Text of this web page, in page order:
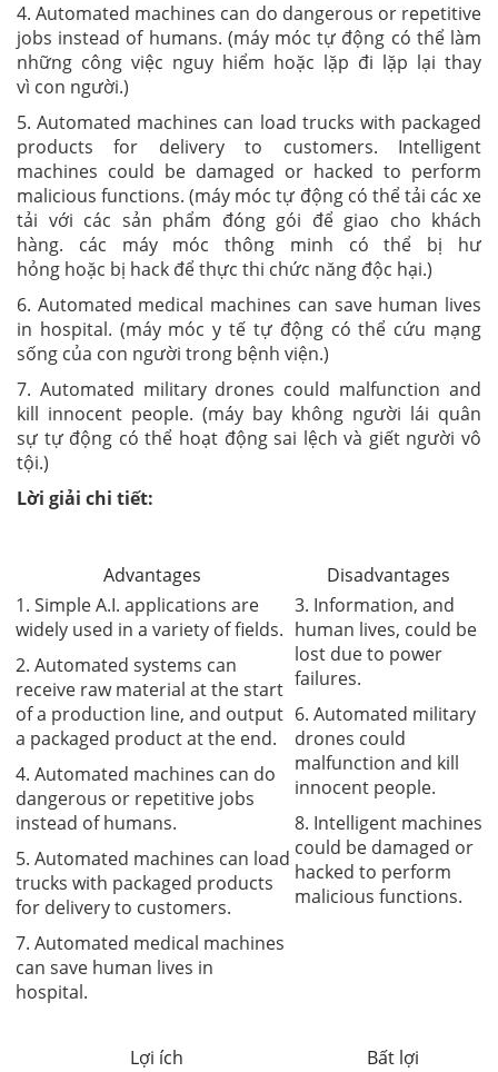
4. Automated machines can do dangerous or repetitive
jobs instead of humans. (máy móc tự động có thể làm
những công việc nguy hiểm hoặc lặp đi lặp lại thay
vì con người.)
5. Automated machines can load trucks with packaged
products for delivery to customers. Intelligent
machines could be damaged or hacked to perform
malicious functions. (máy móc tự động có thểtải các xe
tải với các sản phẩm đóng gói để giao cho khách
hàng. các máy móc thông minh có thể bị hư
hỏng hoặc bị hack đểthực thi chức năng độc hại.)
6. Automated medical machines can save human lives
in hospital. (máy móc y tế tự động có thể cứu mạng
sống của con người trong bệnh viện.)
7. Automated military drones could malfunction and
kill innocent people. (máy bay không người lái quân
sự tự động có thể hoạt động sai lệch và giết người vô
tội.)
Lời giải chi tiết:
Advantages
Disadvantages
1. Simple A.I. applications are
widely used in a variety of fields.
2. Automated systems can
receive raw material at the start
of a production line, and output
a packaged product at the end.
4. Automated machines can do
dangerous or repetitive jobs
instead of humans.
5. Automated machines can load
trucks with packaged products
for delivery to customers.
7. Automated medical machines
can save human lives in
hospital.
3. Information, and
human lives, could be
lost due to power
failures.
6. Automated military
drones could
malfunction and kill
innocent people.
8. Intelligent machines
could be damaged or
hacked to perform
malicious functions.
Lợi ích
Bất lợi